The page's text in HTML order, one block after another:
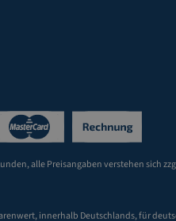
alle Preisangaben verstehen sich
innerhalb Deutschlands, für